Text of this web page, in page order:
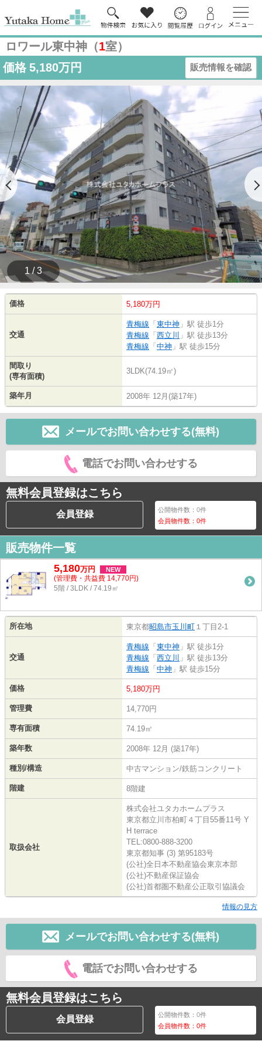
ロワール東中神（1室）
価格 5,180万円 販売情報を確認
1 / 3
価格 5,180万円
交通
青梅線 「 東中神 」駅 徒歩1分
青梅線 「 西立川 」駅 徒歩13分
青梅線 「 中神 」駅 徒歩15分
間取り
(専有面積)
3LDK(74.19㎡)
築年月 2008年 12月(築17年)
メールでお問い合わせする(無料)
電話でお問い合わせする
無料会員登録はこちら
会員登録 公開物件数：0件
会員物件数：0件
販売物件一覧
5,180万円 NEW
(管理費・共益費 14,770円)
5階 / 3LDK / 74.19㎡
所在地 東京都昭島市玉川町 １丁目2-1
交通
青梅線 「 東中神 」駅 徒歩1分
青梅線 「 西立川 」駅 徒歩13分
青梅線 「 中神 」駅 徒歩15分
価格 5,180万円
管理費 14,770円
専有面積 74.19㎡
築年数 2008年 12月 (築17年)
種別/構造 中古マンション/鉄筋コンクリート
階建 8階建
取扱会社
株式会社ユタカホームプラス
東京都立川市柏町４丁目55番11号 Y
H terrace
TEL:0800-888-3200
東京都知事 (3) 第95183号
(公社)全日本不動産協会東京本部
(公社)不動産保証協会
(公社)首都圏不動産公正取引協議会
情報の見方
メールでお問い合わせする(無料)
電話でお問い合わせする
無料会員登録はこちら
会員登録 公開物件数：0件
会員物件数：0件